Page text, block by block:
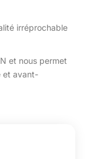
irréprochable
et nous permet
et avant-